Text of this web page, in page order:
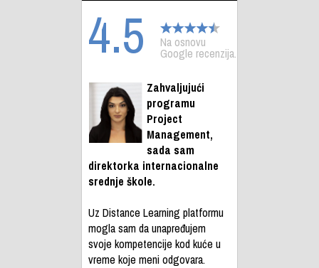
4.5 Na osnovu
Google recenzija.
Zahvaljujući
programu
Project
Management,
sada sam
direktorka internacionalne
srednje škole.
Uz Distance Learning platformu
mogla sam da unapređujem
svoje kompetencije kod kuće u
vreme koje meni odgovara.